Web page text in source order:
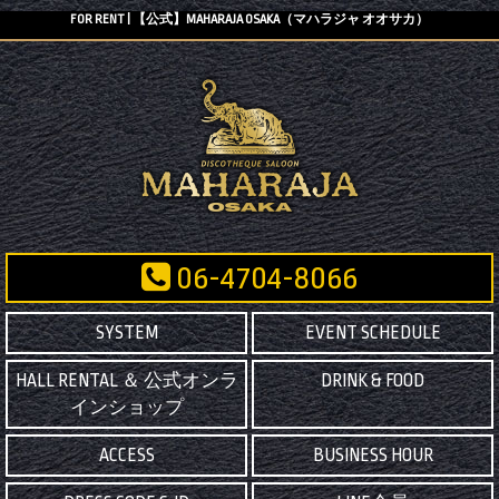
FOR RENT | 【公式】MAHARAJA OSAKA（マハラジャ オオサカ）
06-4704-8066
SYSTEM EVENT SCHEDULE
HALL RENTAL ＆ 公式オンラ
インショップ
DRINK & FOOD
ACCESS BUSINESS HOUR